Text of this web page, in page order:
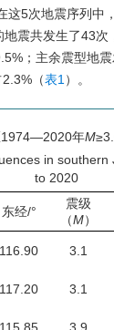
5次地震序列中
震共发生了43
；主余震型地
（表1 ）。
1974—2020年M
in
to 2020
东经/°
震级
（M）
116.90 3.1
117.20 3.1
115.85 3.9